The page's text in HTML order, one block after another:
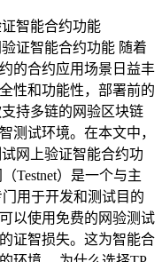
证智能合约功能 随着
的合约应用场景日益丰
性和功能性，部署前的
持多链的网验区块链
测试环境。在本文中，
网上验证智能合约功
Testnet）是一个与主
用于开发和测试目的
以使用免费的网验测试
证智损失。这为智能合